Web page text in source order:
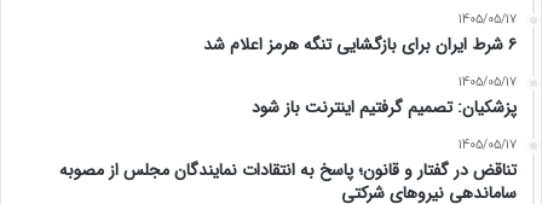
1405/05/17
۶ شرط ایران برای بازگشایی تنگه هرمز اعلام شد
1405/05/17
پزشکیان: تصمیم گرفتیم اینترنت باز شود
1405/05/17
تناقض در گفتار و قانون؛ پاسخ به انتقادات نمایندگان مجلس از مصوبه
ساماندهی نیروهای شرکتی